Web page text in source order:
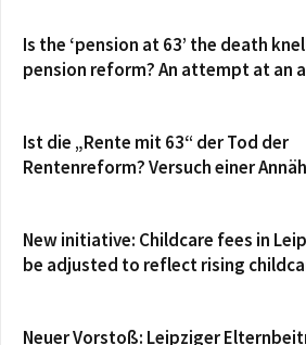
Is the ‘pension at 63’ the death
pension reform? An attempt at an
Ist die „Rente mit 63“ der Tod der
Rentenreform? Versuch einer
New initiative: Childcare fees in
be adjusted to reflect rising
Neuer Vorstoß: Leipziger